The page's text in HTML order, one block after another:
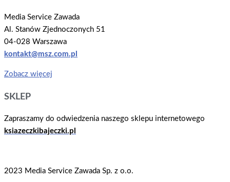
Media Service Zawada
Al. Stanów Zjednoczonych 51
04-028 Warszawa
kontakt@msz.com.pl
Zobacz więcej
SKLEP
Zapraszamy do odwiedzenia naszego sklepu internetowego
ksiazeczkibajeczki.pl
2023 Media Service Zawada Sp. z o.o.